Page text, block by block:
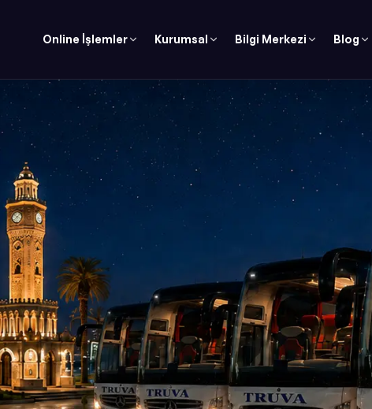
Online İşlemler Kurumsal Bilgi Merkezi Blog